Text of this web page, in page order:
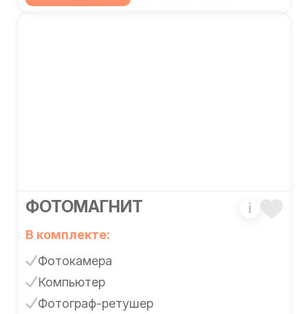
ФОТОМАГНИТ i
В комплекте:
Фотокамера
Компьютер
Фотограф-ретушер